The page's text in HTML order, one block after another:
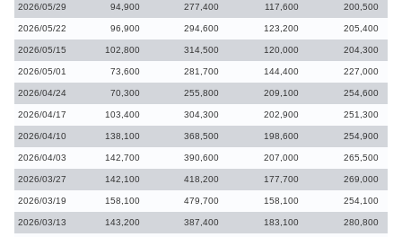
2026/05/29 94,900 277,400 117,600 200,500
2026/05/22 96,900 294,600 123,200 205,400
2026/05/15 102,800 314,500 120,000 204,300
2026/05/01 73,600 281,700 144,400 227,000
2026/04/24 70,300 255,800 209,100 254,600
2026/04/17 103,400 304,300 202,900 251,300
2026/04/10 138,100 368,500 198,600 254,900
2026/04/03 142,700 390,600 207,000 265,500
2026/03/27 142,100 418,200 177,700 269,000
2026/03/19 158,100 479,700 158,100 254,100
2026/03/13 143,200 387,400 183,100 280,800